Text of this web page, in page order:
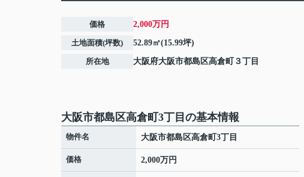
価格 2,000万円
土地面積(坪数) 52.89㎡(15.99坪)
所在地 大阪府大阪市都島区高倉町 ３丁目
大阪市都島区高倉町3丁目の基本情報
物件名 大阪市都島区高倉町3丁目
価格 2,000万円